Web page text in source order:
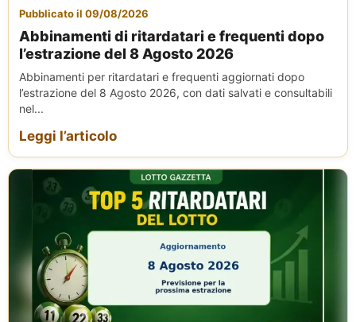
Pubblicato il 09/08/2026
Abbinamenti di ritardatari e frequenti dopo
l’estrazione del 8 Agosto 2026
Abbinamenti per ritardatari e frequenti aggiornati dopo
l’estrazione del 8 Agosto 2026, con dati salvati e consultabili
nel...
Leggi l’articolo